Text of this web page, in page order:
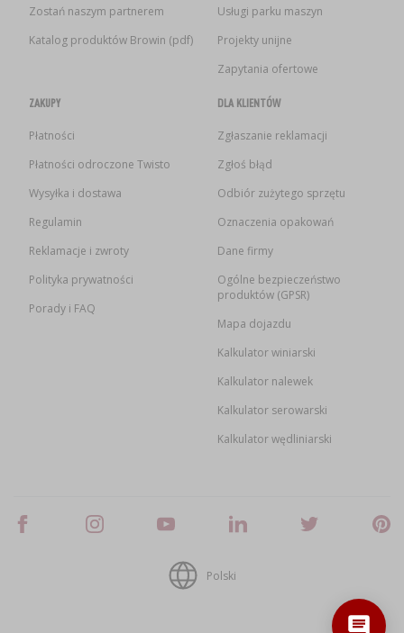
Zostań naszym partnerem
Katalog produktów Browin (pdf)
Usługi parku maszyn
Projekty unijne
Zapytania ofertowe
ZAKUPY
Płatności
Płatności odroczone Twisto
Wysyłka i dostawa
Regulamin
Reklamacje i zwroty
Polityka prywatności
Porady i FAQ
DLA KLIENTÓW
Zgłaszanie reklamacji
Zgłoś błąd
Odbiór zużytego sprzętu
Oznaczenia opakowań
Dane firmy
Ogólne bezpieczeństwo
produktów (GPSR)
Mapa dojazdu
Kalkulator winiarski
Kalkulator nalewek
Kalkulator serowarski
Kalkulator wędliniarski
Polski